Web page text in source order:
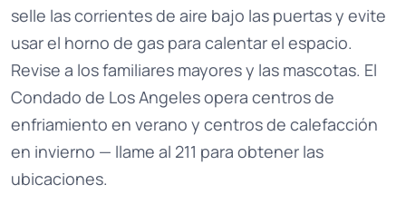
selle las corrientes de aire bajo las puertas y evite
usar el horno de gas para calentar el espacio.
Revise a los familiares mayores y las mascotas. El
Condado de Los Angeles opera centros de
enfriamiento en verano y centros de calefacción
en invierno — llame al 211 para obtener las
ubicaciones.